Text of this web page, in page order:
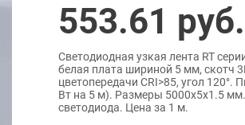
553.61 руб.
Светодиодная узкая лента RT
белая плата шириной 5 мм, скотч
цветопередачи CRI>85, угол
Вт на 5 м). Размеры 5000х5х1.5
светодиода. Цена за 1 м.